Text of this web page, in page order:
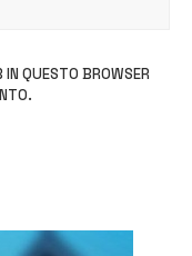
QUESTO BROWSER